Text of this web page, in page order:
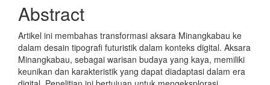
Abstract
Artikel ini membahas transformasi aksara Minangkabau ke
dalam desain tipografi futuristik dalam konteks digital. Aksara
Minangkabau, sebagai warisan budaya yang kaya, memiliki
keunikan dan karakteristik yang dapat diadaptasi dalam era